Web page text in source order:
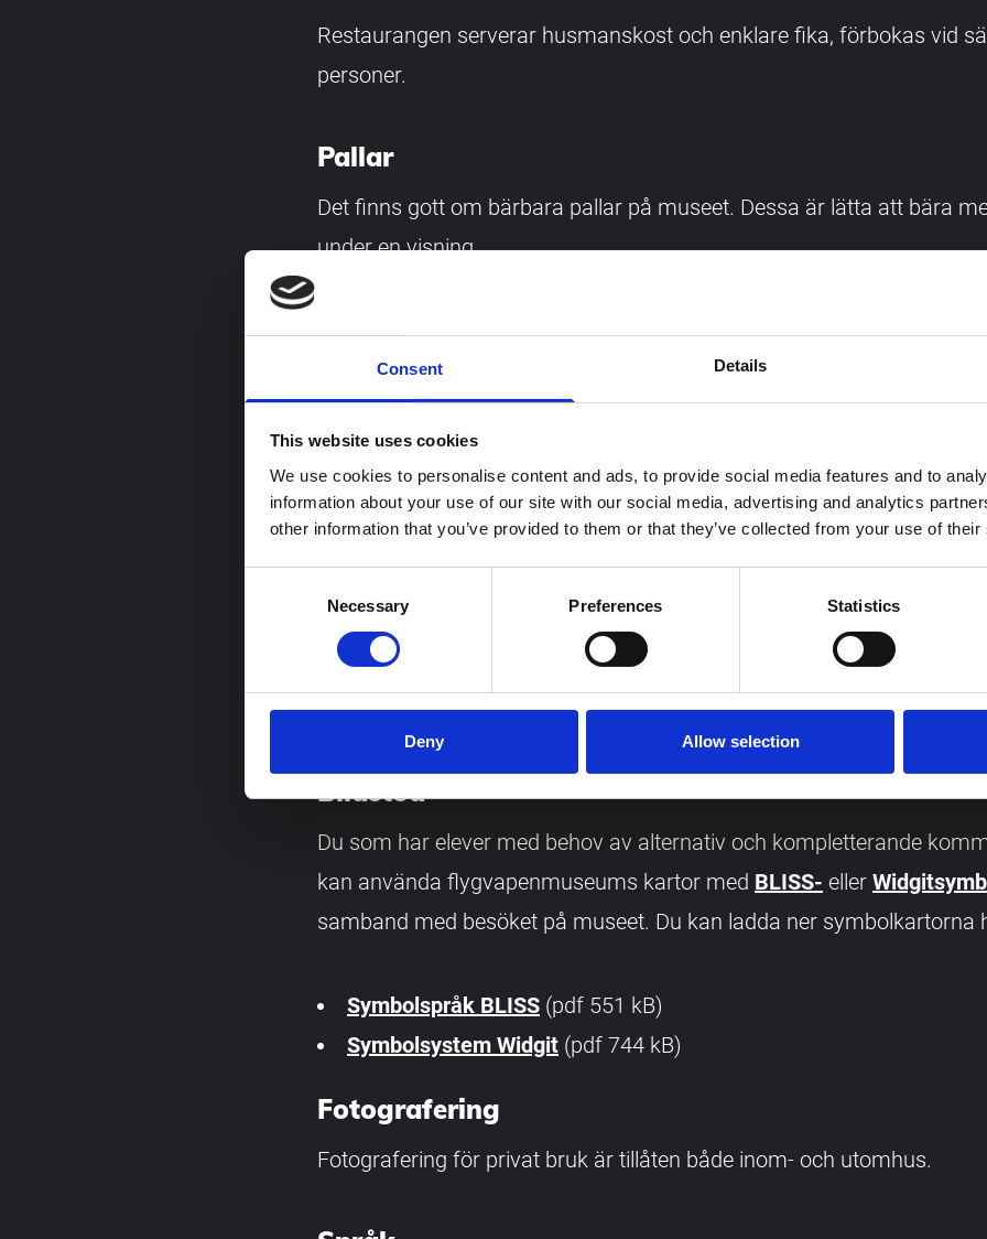
Consent Details
This website uses cookies
We use cookies to personalise content and ads, to provide social media features and to
information about your use of our site with our social media, advertising and analytics
other information that you’ve provided to them or that they’ve collected from your use of
Necessary Preferences Statistics
Deny Allow selection
Restaurangen serverar husmanskost och enklare fika, förbokas vid
personer.
Pallar
Det finns gott om bärbara pallar på museet. Dessa är lätta att bära
under en visning.
Entré
Medföljande vuxna till barngrupper som skola, fritids och förskola,
Tillgänglighet
funktionshinder, synnedsättning, behov av teckenspråkstolkning eller
på något annat sätt. Meddela om gruppens behov när du bokar!
tillgänglighet på museet.
Bildstöd
Du som har elever med behov av alternativ och kompletterande
kan använda flygvapenmuseums kartor med BLISS- eller
samband med besöket på museet. Du kan ladda ner symbolkartorna
Symbolspråk BLISS (pdf 551 kB)
Symbolsystem Widgit (pdf 744 kB)
Fotografering
Fotografering för privat bruk är tillåten både inom- och utomhus.